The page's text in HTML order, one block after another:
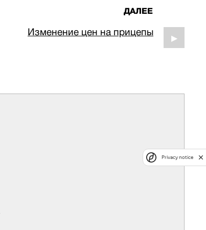
ДАЛЕЕ
Изменение цен на прицепы
▶
Privacy notice